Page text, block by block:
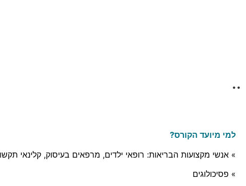
..
למי מיועד הקורס?
» אנשי מקצועות הבריאות: רופאי ילדים, מרפאים בעיסוק, קלינאי
» פסיכולוגים